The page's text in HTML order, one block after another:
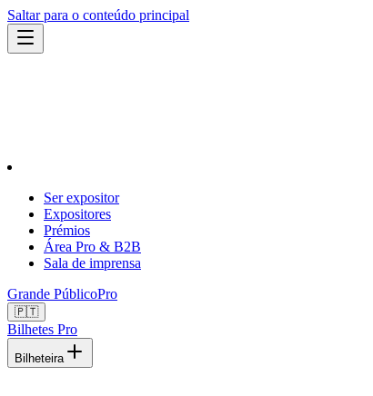
Saltar para o conteúdo principal
Ser expositor
Expositores
Prémios
Área Pro & B2B
Sala de imprensa
Grande PúblicoPro
🇵🇹
Bilhetes Pro
Bilheteira